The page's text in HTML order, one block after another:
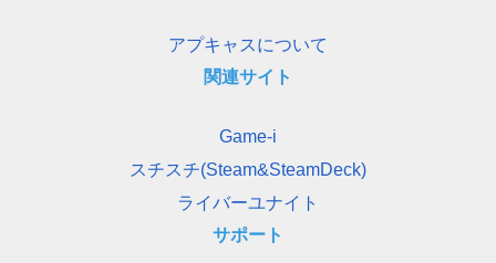
アプキャスについて
関連サイト
Game-i
スチスチ(Steam&SteamDeck)
ライバーユナイト
サポート